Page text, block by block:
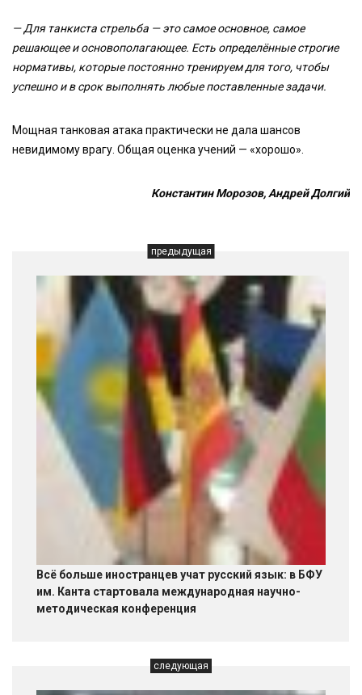
— Для танкиста стрельба — это самое основное, самое
решающее и основополагающее. Есть определённые строгие
нормативы, которые постоянно тренируем для того, чтобы
успешно и в срок выполнять любые поставленные задачи.
Мощная танковая атака практически не дала шансов
невидимому врагу. Общая оценка учений — «хорошо».
Константин Морозов, Андрей Долгий
предыдущая
Всё больше иностранцев учат русский язык: в БФУ
им. Канта стартовала международная научно-
методическая конференция
следующая